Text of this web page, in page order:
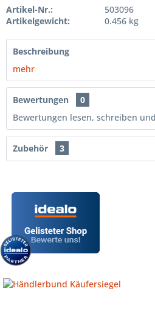
Artikel-Nr.:
503096
Artikelgewicht:
0.456 kg
Beschreibung
mehr
Bewertungen
0
Bewertungen lesen, schreiben
Zubehör 3